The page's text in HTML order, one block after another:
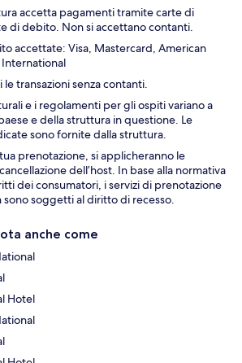
accetta pagamenti tramite carte di
di debito. Non si accettano contanti.
accettate: Visa, Mastercard, American
International
le transazioni senza contanti.
e i regolamenti per gli ospiti variano a
e della struttura in questione. Le
sono fornite dalla struttura.
prenotazione, si applicheranno le
dell’host. In base alla normativa
dei consumatori, i servizi di prenotazione
sono soggetti al diritto di recesso.
anche come
Hotel